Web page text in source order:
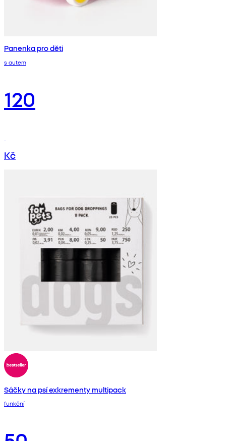
Panenka pro děti
s autem
120
Kč
Sáčky na psí exkrementy multipack
funkční